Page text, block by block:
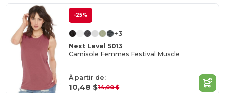
-25%
+3
Next Level 5013
Camisole Femmes Festival Muscle
À partir de:
10,48 $14,00 $